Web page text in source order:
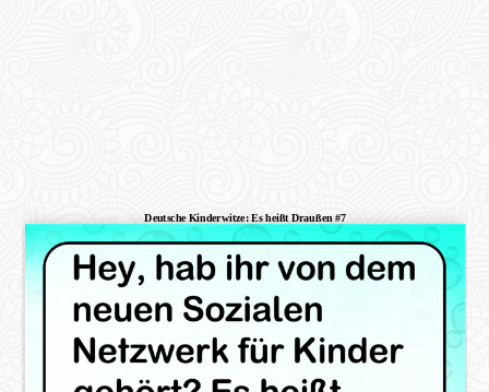
Deutsche Kinderwitze: Es heißt Draußen #7